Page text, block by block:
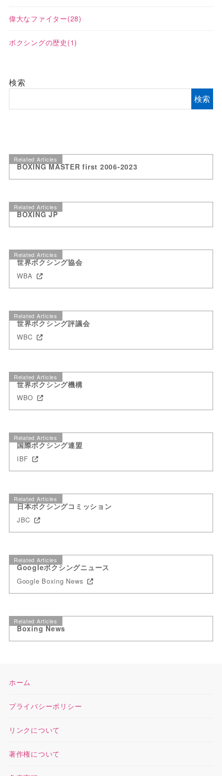
偉大なファイター(28)
ボクシングの歴史 (1)
検索
検索
Related Articles
BOXING MASTER first 2006-2023
Related Articles
BOXING JP
Related Articles
世界ボクシング協会
WBA
Related Articles
世界ボクシング評議会
WBC
Related Articles
世界ボクシング機構
WBO
Related Articles
国際ボクシング連盟
IBF
Related Articles
日本ボクシングコミッション
JBC
Related Articles
Googleボクシングニュース
Google Boxing News
Related Articles
Boxing News
ホーム
プライバシーポリシー
リンクについて
著作権について